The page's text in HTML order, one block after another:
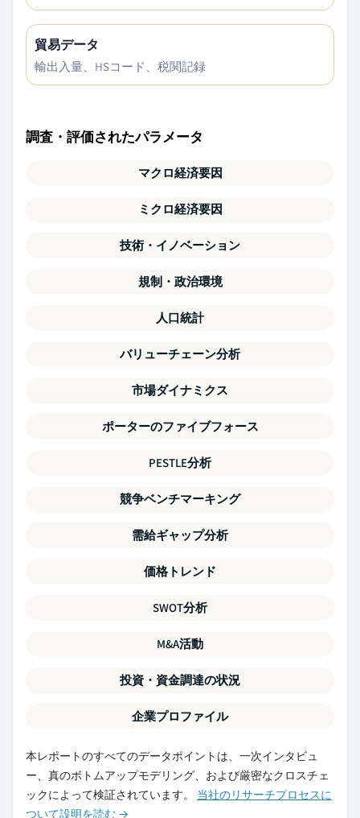
貿易データ
輸出入量、HSコード、税関記録
調査・評価されたパラメータ
マクロ経済要因
ミクロ経済要因
技術・イノベーション
規制・政治環境
人口統計
バリューチェーン分析
市場ダイナミクス
ポーターのファイブフォース
PESTLE分析
競争ベンチマーキング
需給ギャップ分析
価格トレンド
SWOT分析
M&A活動
投資・資金調達の状況
企業プロファイル
本レポートのすべてのデータポイントは、一次インタビュ
ー、真のボトムアップモデリング、および厳密なクロスチェ
ックによって検証されています。 当社のリサーチプロセスに
ついて設明を読む →